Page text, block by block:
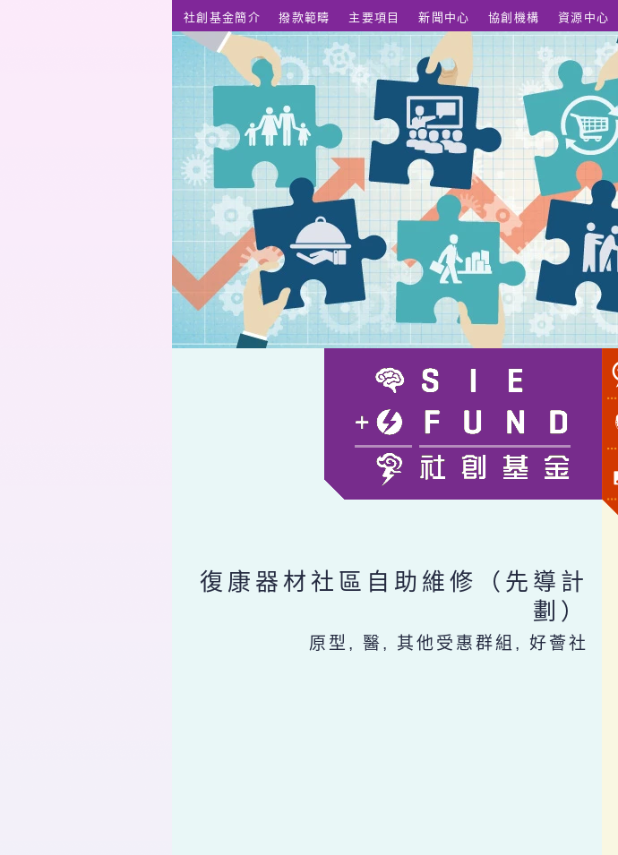
社創基金簡介 撥款範疇 主要項目 新聞中心 協創機構 資源中心
復康器材社區自助維修（先導計劃）
復康器材社區自助維修（先導計
劃）
原型, 醫, 其他受惠群組, 好薈社